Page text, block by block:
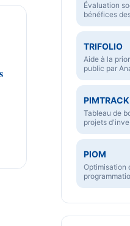
Évaluation
bénéfices
TRIFOLIO
Aide à la
public par
PIMTRACK
Tableau de
projets
PIOM
Optimisation